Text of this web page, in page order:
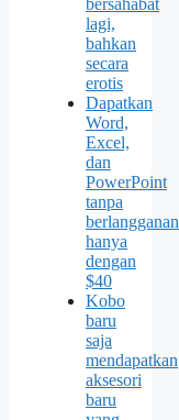
bersahabat
lagi,
bahkan
secara
erotis
Dapatkan
Word,
Excel,
dan
PowerPoint
tanpa
berlangganan
hanya
dengan
$40
Kobo
baru
saja
mendapatkan
aksesori
baru